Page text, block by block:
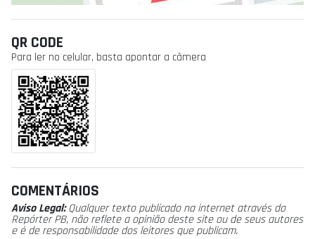
QR CODE
Para ler no celular, basta apontar a câmera
COMENTÁRIOS
Aviso Legal:Qualquer texto publicado na internet através do
Repórter PB, não reflete a opinião deste site ou de seus autores
e é de responsabilidade dos leitores que publicam.